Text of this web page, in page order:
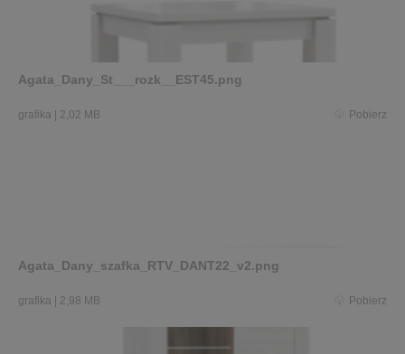
Agata_Dany_St___rozk__EST45.png
grafika 2,02 MB Pobierz
Agata_Dany_szafka_RTV_DANT22_v2.png
grafika 2,98 MB Pobierz